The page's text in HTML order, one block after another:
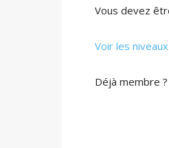
Vous devez
Voir les
Déjà membre ?